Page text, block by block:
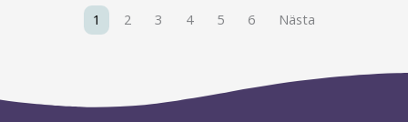
1 2 3 4 5 6 Nästa